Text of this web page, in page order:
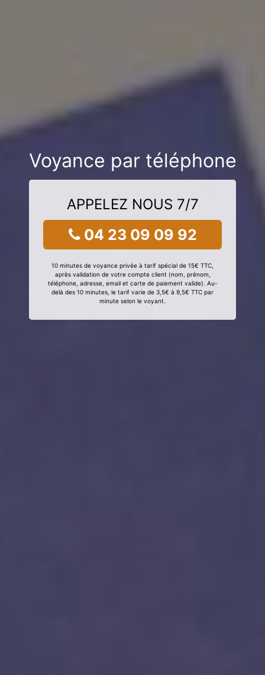
Voyance par téléphone
APPELEZ NOUS 7/7
04 23 09 09 92
10 minutes de voyance privée à tarif spécial de 15€ TTC,
après validation de votre compte client (nom, prénom,
téléphone, adresse, email et carte de paiement valide). Au-
delà des 10 minutes, le tarif varie de 3,5€ à 9,5€ TTC par
minute selon le voyant.